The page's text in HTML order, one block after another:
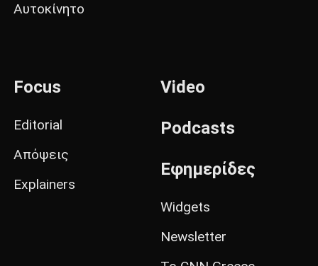
Αυτοκίνητο
Focus
Editorial
Απόψεις
Explainers
Video
Podcasts
Εφημερίδες
Widgets
Newsletter